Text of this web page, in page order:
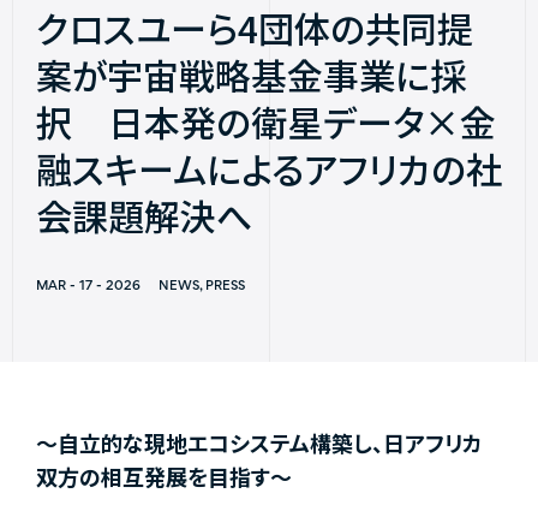
クロスユーら4団体の共同提
案が宇宙戦略基金事業に採
択 日本発の衛星データ×金
融スキームによるアフリカの社
会課題解決へ
MAR - 17 - 2026 NEWS, PRESS
～自立的な現地エコシステム構築し、日アフリカ
双方の相互発展を目指す～
News
Services
Missions
Contact